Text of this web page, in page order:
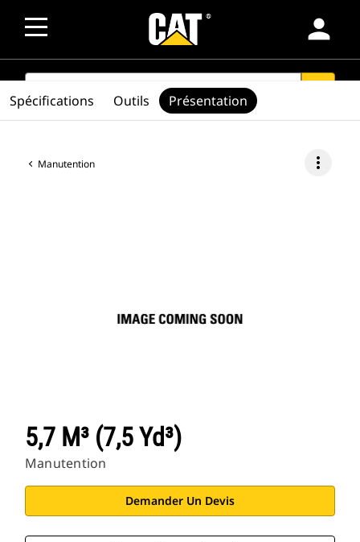
person
SEARCH
Manutention more_vert
5,7 M³ (7,5 Yd³)
Manutention
Demander Un Devis
Spécifications Outils Présentation